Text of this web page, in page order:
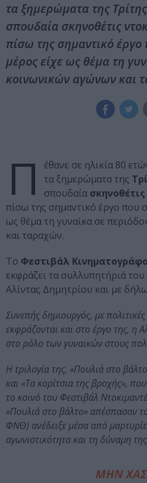
τα ξημερώματα της
σπουδαία σκηνοθέτις
πίσω της σημαντικό
μέρος είχε ως θέμα τη
κοινωνικών αγώνων και
Π έθανε σε ηλικία 80
τα ξημερώματα της
σπουδαία
πίσω της σημαντικό έργο που
ως θέμα τη γυναίκα σε
και ταραχών.
Το Φεστιβάλ
εκφράζει τα συλλυπητήριά του
Αλίντας Δημητρίου και με
Συνεπής δημιουργός, με
εκφράζονται και στο έργο της, η
στο ρόλο των γυναικών στους
Η τριλογία της, «Πουλιά στο
και «Τα κορίτσια της βροχής»,
το κοινό του Φεστιβάλ
«Πουλιά στο βάλτο» απέσπασαν
ΦΝΘ) ανέδειξε μέσα από
αγωνιστικότητα και τη δύναμη
ΜΗΝ